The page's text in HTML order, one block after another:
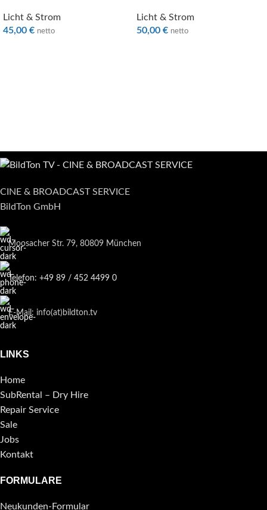
Licht & Strom
45,00 € netto
Licht & Strom
50,00 € netto
CINE & BROADCAST SERVICE
BildTon GmbH
Moosacher Str. 79, 80809 München
Telefon: +49 89 / 452 4499 0
E-Mail: info(at)bildton.tv
LINKS
Home
SubRental – Dry Hire
Repair Service
Sale
Jobs
Kontakt
FORMULARE
Neukunden-Formular